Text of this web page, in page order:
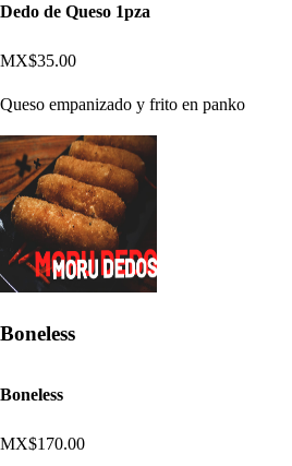
Dedo de Queso 1pza
MX$35.00
Queso empanizado y frito en panko
Boneless
Boneless
MX$170.00